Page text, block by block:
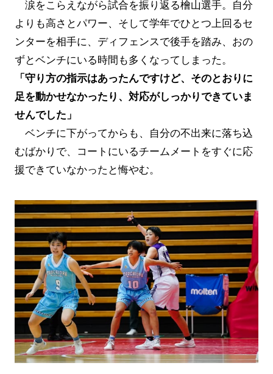
涙をこらえながら試合を振り返る檜山選手。自分
よりも高さとパワー、そして学年でひとつ上回るセ
ンターを相手に、ディフェンスで後手を踏み、おの
ずとベンチにいる時間も多くなってしまった。
「守り方の指示はあったんですけど、そのとおりに
足を動かせなかったり、対応がしっかりできていま
せんでした」
ベンチに下がってからも、自分の不出来に落ち込
むばかりで、コートにいるチームメートをすぐに応
援できていなかったと悔やむ。